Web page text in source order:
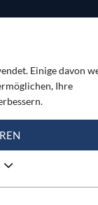
Einige davon
Ihre